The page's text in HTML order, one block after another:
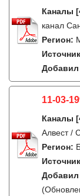
Каналы
канал
Регион:
Добавил
11-03-
Каналы
Алвест /
Регион:
Добавил